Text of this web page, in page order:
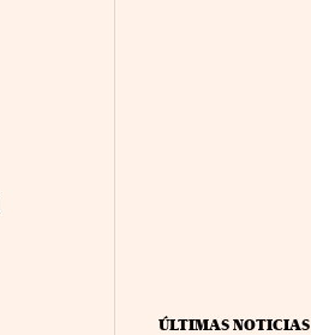
ÚLTIMAS NOTICIAS